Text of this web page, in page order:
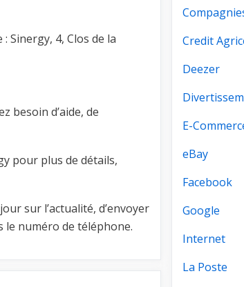
Sinergy, 4, Clos de la
besoin d’aide, de
pour plus de détails,
sur l’actualité, d’envoyer
le numéro de téléphone.
Credit
Deezer
E-
eBay
Facebook
Google
Internet
La Poste